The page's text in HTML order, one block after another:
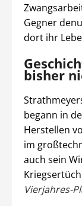
Gegner
dort ihr
bisher
begann in
Herstellen
im
auch sein
Vierjahres-